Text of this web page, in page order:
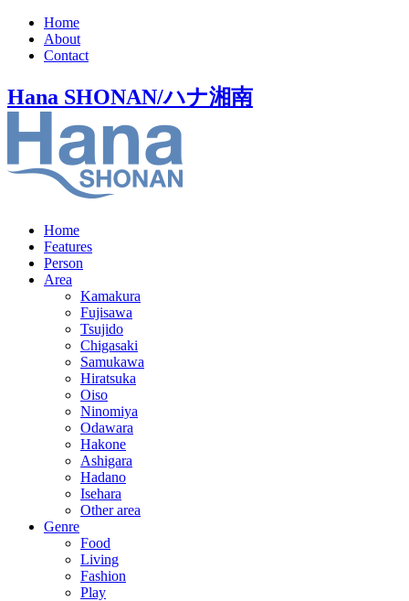
Home
About
Contact
Hana SHONAN/ハナ湘南
Home
Features
Person
Area
Kamakura
Fujisawa
Tsujido
Chigasaki
Samukawa
Hiratsuka
Oiso
Ninomiya
Odawara
Hakone
Ashigara
Hadano
Isehara
Other area
Genre
Food
Living
Fashion
Play